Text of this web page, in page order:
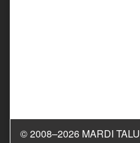
© 2008–2026 MARDI TALU